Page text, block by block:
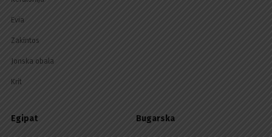
Evia
Zakintos
Jonska obala
Krit
Egipat Bugarska